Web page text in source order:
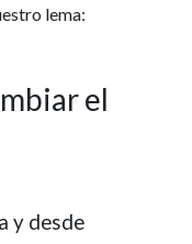
lema:
el
y desde